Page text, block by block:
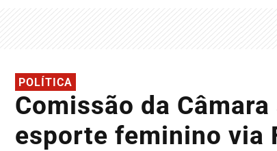
POLÍTICA
Comissão da
esporte feminino via